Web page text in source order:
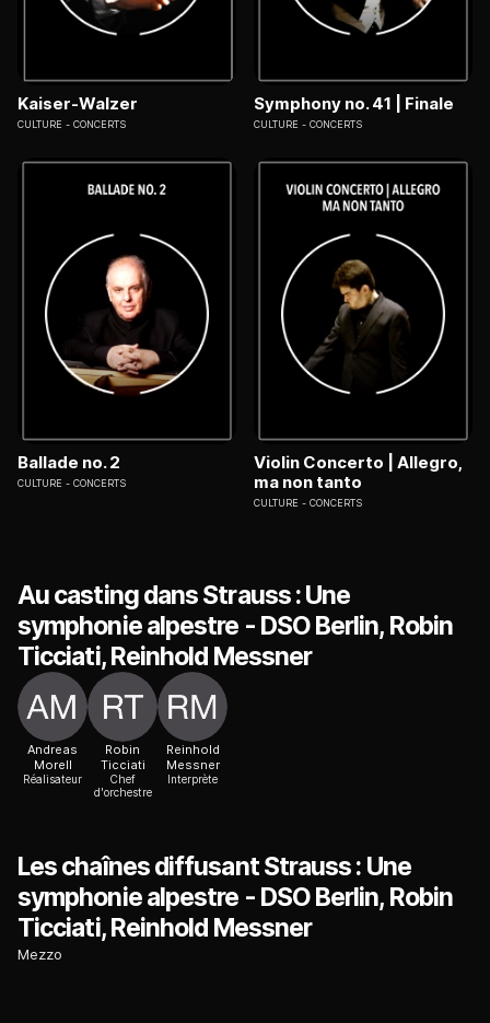
Kaiser-Walzer
CULTURE CONCERTS
Symphony no. 41 | Finale
CULTURE CONCERTS
Ballade no. 2
CULTURE CONCERTS
Violin Concerto | Allegro,
ma non tanto
CULTURE CONCERTS
Au casting dans Strauss : Une
symphonie alpestre - DSO Berlin, Robin
Ticciati, Reinhold Messner
Andreas
Morell
Réalisateur
Robin
Ticciati
Chef
d'orchestre
Reinhold
Messner
Interprète
Les chaînes diffusant Strauss : Une
symphonie alpestre - DSO Berlin, Robin
Ticciati, Reinhold Messner
Mezzo